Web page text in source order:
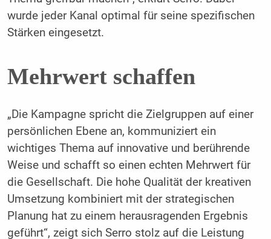
wurde jeder Kanal optimal für seine spezifischen
Stärken eingesetzt.
Mehrwert schaffen
„Die Kampagne spricht die Zielgruppen auf einer
persönlichen Ebene an, kommuniziert ein
wichtiges Thema auf innovative und berührende
Weise und schafft so einen echten Mehrwert für
die Gesellschaft. Die hohe Qualität der kreativen
Umsetzung kombiniert mit der strategischen
Planung hat zu einem herausragenden Ergebnis
geführt“, zeigt sich Serro stolz auf die Leistung